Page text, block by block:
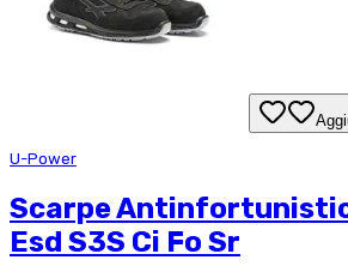
U-Power
Scarpe
Esd S3S Ci Fo Sr